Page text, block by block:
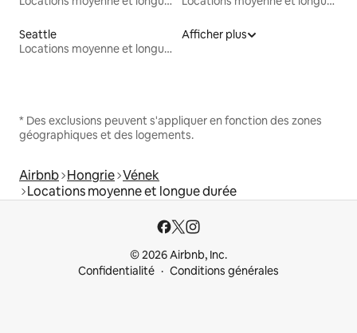
Seattle
Locations moyenne et longue durée
Afficher plus
* Des exclusions peuvent s'appliquer en fonction des zones
géographiques et des logements.
Airbnb Hongrie Vének
Locations moyenne et longue durée
© 2026 Airbnb, Inc.
Confidentialité
Conditions générales